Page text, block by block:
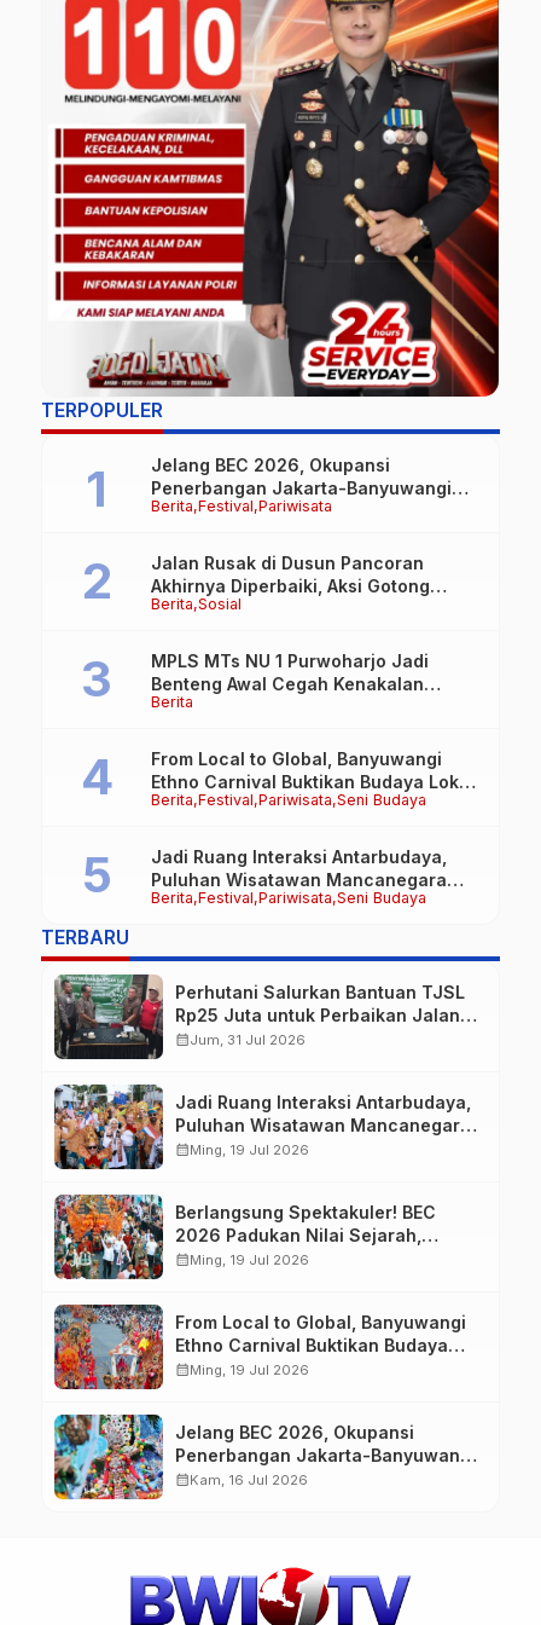
TERPOPULER
Berita Festival Pariwisata
Jelang BEC 2026, Okupansi
Penerbangan Jakarta-Banyuwangi
Tembus 90 Persen
Berita Sosial
Jalan Rusak di Dusun Pancoran
Akhirnya Diperbaiki, Aksi Gotong
Royong FRB dan Laskar Bali Shanti Jet
Berita
MPLS MTs NU 1 Purwoharjo Jadi
Benteng Awal Cegah Kenakalan
Remaja, Polsek Purwoharjo Tanamkan
Berita Festival Pariwisata Seni Budaya
From Local to Global, Banyuwangi
Ethno Carnival Buktikan Budaya Lokal
Mampu Mendunia
Berita Festival Pariwisata Seni Budaya
Jadi Ruang Interaksi Antarbudaya,
Puluhan Wisatawan Mancanegara
Meriahkan BEC 2026
TERBARU
Perhutani Salurkan Bantuan TJSL
Rp25 Juta untuk Perbaikan Jalan
Warga Sekitar Hutan di
calendar_monthJum, 31 Jul 2026
Jadi Ruang Interaksi Antarbudaya,
Puluhan Wisatawan Mancanegara
Meriahkan BEC 2026
calendar_monthMing, 19 Jul 2026
Berlangsung Spektakuler! BEC
2026 Padukan Nilai Sejarah,
Budaya, dan Fashion Berkelas
calendar_monthMing, 19 Jul 2026
From Local to Global, Banyuwangi
Ethno Carnival Buktikan Budaya
Lokal Mampu Mendunia
calendar_monthMing, 19 Jul 2026
Jelang BEC 2026, Okupansi
Penerbangan Jakarta-Banyuwangi
Tembus 90 Persen
calendar_monthKam, 16 Jul 2026